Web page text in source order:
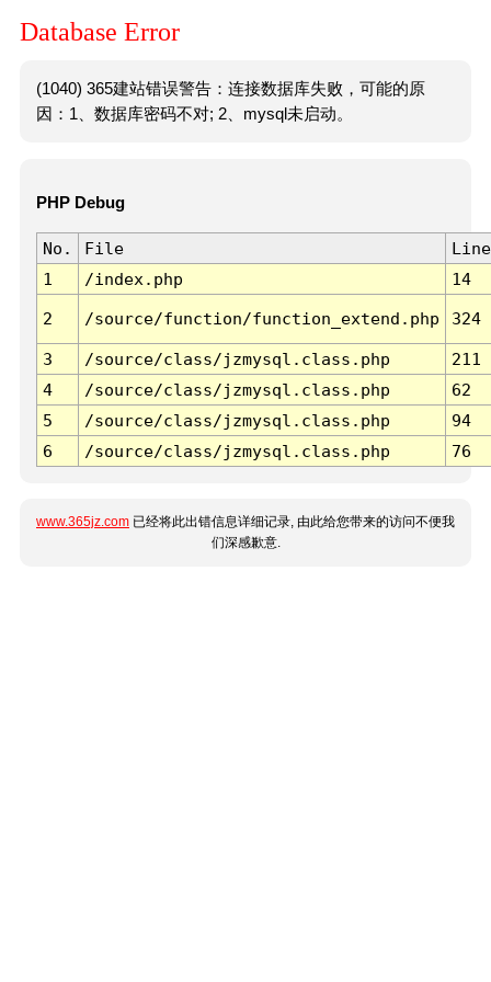
Database Error
(1040) 365建站错误警告：连接数据库失败，可能的原
因：1、数据库密码不对; 2、mysql未启动。
PHP Debug
No. File
Line
1
/index.php 14
2 /source/function/function_extend.php 324
3 /source/class/jzmysql.class.php
211
4
/source/class/jzmysql.class.php
62
5
/source/class/jzmysql.class.php
94
6
/source/class/jzmysql.class.php 76
www.365jz.com 已经将此出错信息详细记录, 由此给您带来的访问不便我
们深感歉意.